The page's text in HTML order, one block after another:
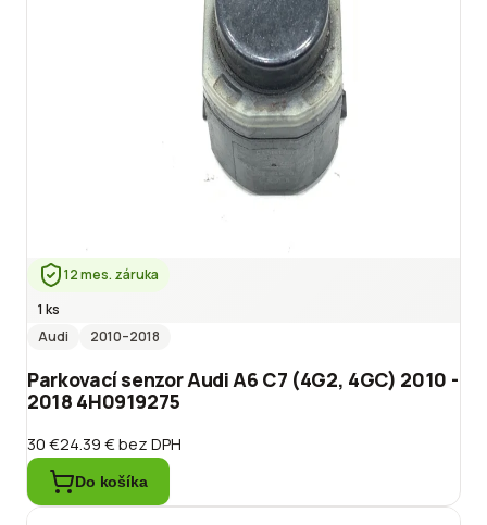
12 mes. záruka
1 ks
Audi
2010–2018
Parkovací senzor Audi A6 C7 (4G2, 4GC) 2010 -
2018 4H0919275
30 €24.39 €bez DPH
Do košíka